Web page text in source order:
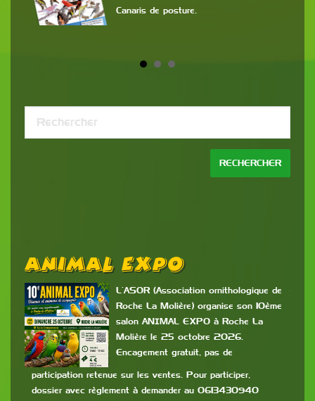
Canaris de posture.
Animal Expo
L’ASOR (Association ornithologique de
Roche La Molière) organise son 10ème
salon ANIMAL EXPO à Roche La
Molière le 25 octobre 2026.
Encagement gratuit, pas de
participation retenue sur les ventes. Pour participer,
dossier avec règlement à demander au 0613430940